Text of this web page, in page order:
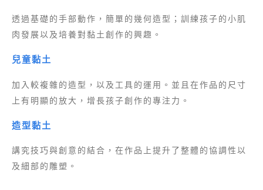
透過基礎的手部動作，簡單的幾何造型；訓練孩子的小肌
肉發展以及培養對黏土創作的興趣。
兒童黏土
加入較複雜的造型，以及工具的運用。並且在作品的尺寸
上有明顯的放大，增長孩子創作的專注力。
造型黏土
講究技巧與創意的結合，在作品上提升了整體的協調性以
及細部的雕塑。